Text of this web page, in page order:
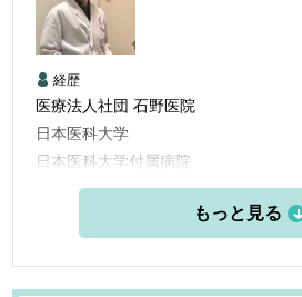
経歴
医療法人社団 石野医院
日本医科大学
日本医科大学付属病院
日本医科大付属第二病院
石野医院